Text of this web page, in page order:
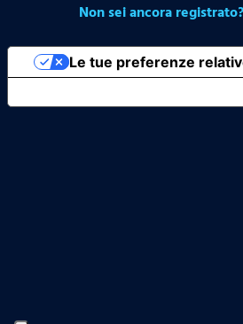
Non sei ancora
Le tue preferenze